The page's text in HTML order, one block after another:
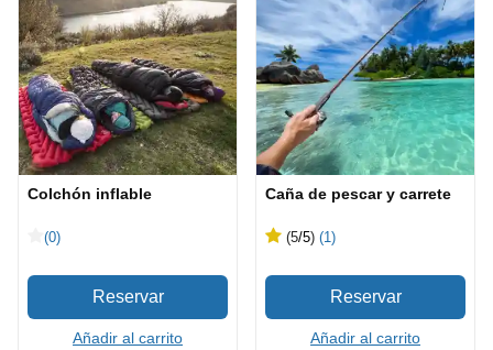
Colchón inflable
(0)
Añadir al carrito
Caña de pescar y carrete
(5/5) (1)
Añadir al carrito